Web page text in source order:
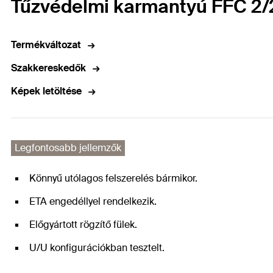
Tűzvédelmi karmantyú FFC
Termékváltozat
Szakkereskedők
Képek letöltése
Legfontosabb jellemzők
Könnyű utólagos felszerelés bármikor.
ETA engedéllyel rendelkezik.
Előgyártott rögzítő fülek.
U/U konfigurációkban tesztelt.